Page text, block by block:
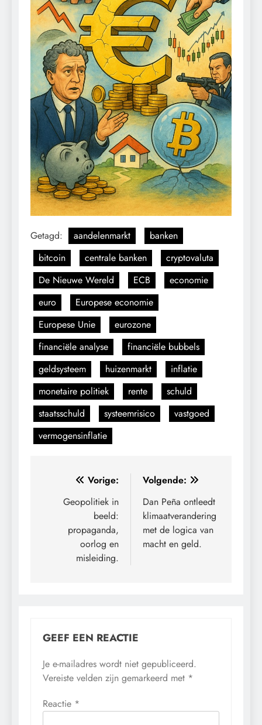
Getagd: aandelenmarkt
banken
bitcoin
centrale banken
cryptovaluta
De Nieuwe Wereld
ECB
economie
euro
Europese economie
Europese Unie
eurozone
financiële analyse
financiële bubbels
geldsysteem
huizenmarkt
inflatie
monetaire politiek
rente
schuld
staatsschuld
systeemrisico
vastgoed
vermogensinflatie
Bericht
navigatie
Vorige:
Geopolitiek in
beeld:
propaganda,
oorlog en
misleiding.
Volgende:
Dan Peña ontleedt
klimaatverandering
met de logica van
macht en geld.
GEEF EEN REACTIE
Je e-mailadres wordt niet gepubliceerd.
Vereiste velden zijn gemarkeerd met *
Reactie *